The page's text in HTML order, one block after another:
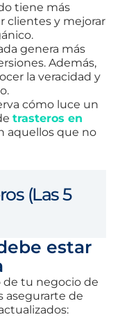
tiene más
clientes y mejorar
genera más
Además,
la veracidad y
cómo luce un
trasteros en
aquellos que no
(Las 5
estar
de tu negocio de
asegurarte de